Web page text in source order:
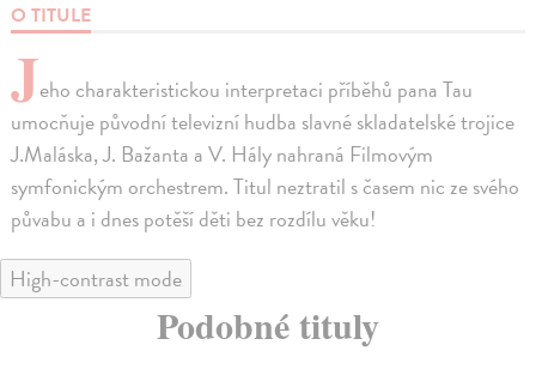
O TITULE
Jeho charakteristickou interpretaci příběhů pana Tau
umocňuje původní televizní hudba slavné skladatelské trojice
J.Maláska, J. Bažanta a V. Hály nahraná Filmovým
symfonickým orchestrem. Titul neztratil s časem nic ze svého
půvabu a i dnes potěší děti bez rozdílu věku!
High-contrast mode
Podobné tituly